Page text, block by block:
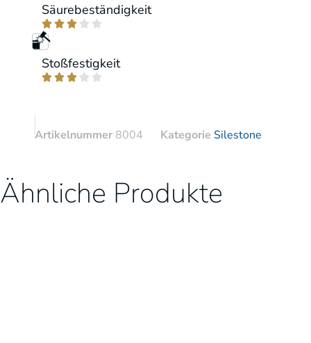
Säurebeständigkeit
    
Stoßfestigkeit
    
Artikelnummer 8004 Kategorie Silestone
Ähnliche Produkte